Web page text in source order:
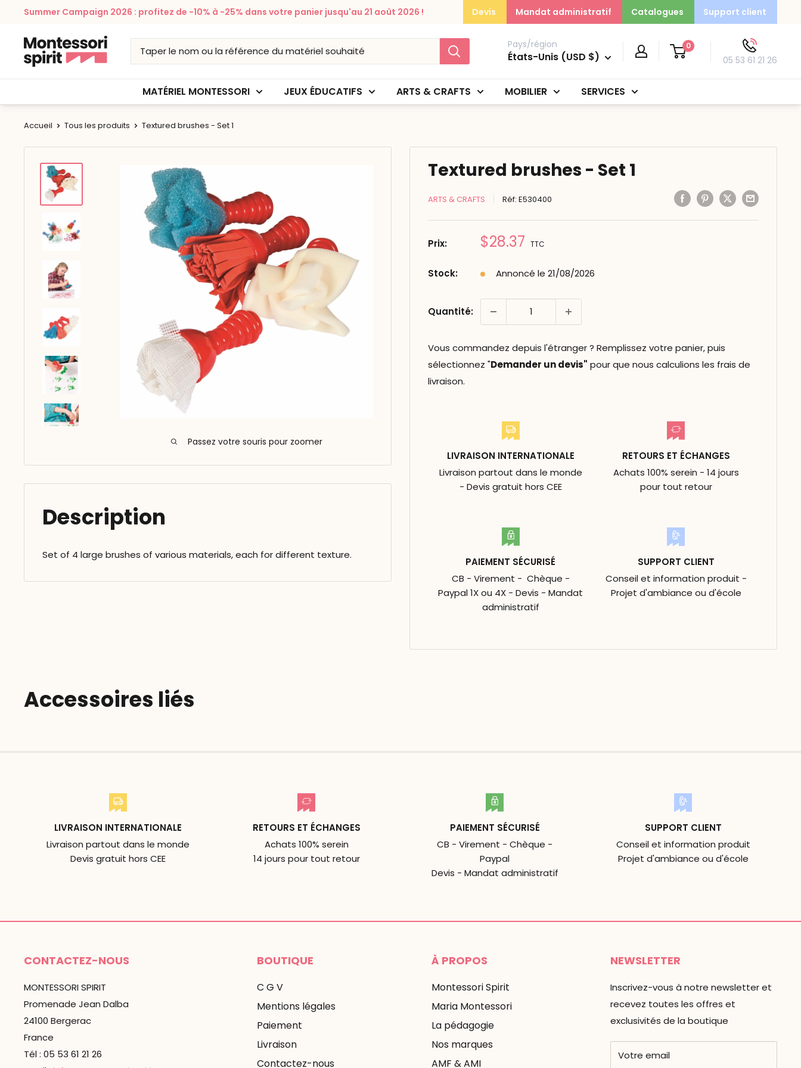
Passer
contenu
Summer Campaign 2026 : profitez de -10% à -25% dans votre panier jusqu'au 21 août 2026 ! Devis Mandat administratif Catalogues Support client
Montessori
Spirit
Pays/région
États-Unis (USD $)
0
05 53 61 21 26
MATÉRIEL MONTESSORI JEUX ÉDUCATIFS ARTS & CRAFTS MOBILIER SERVICES
Accueil Tous les produits Textured brushes - Set 1
Passez votre souris pour zoomer
Textured brushes - Set 1
ARTS & CRAFTS Réf: E530400
Prix: Prix
$28.37 TTC
Stock: Annoncé le 21/08/2026
Quantité:
Vous commandez depuis l'étranger ? Remplissez votre panier, puis
sélectionnez "Demander un devis" pour que nous calculions les frais de
livraison.
LIVRAISON INTERNATIONALE
Livraison partout dans le monde
- Devis gratuit hors CEE
RETOURS ET ÉCHANGES
Achats 100% serein - 14 jours
pour tout retour
PAIEMENT SÉCURISÉ
CB - Virement - Chèque -
Paypal 1X ou 4X - Devis - Mandat
administratif
SUPPORT CLIENT
Conseil et information produit -
Projet d'ambiance ou d'école
Description
Set of 4 large brushes of various materials, each for different texture.
Accessoires liés
LIVRAISON INTERNATIONALE
Livraison partout dans le monde
Devis gratuit hors CEE
RETOURS ET ÉCHANGES
Achats 100% serein
14 jours pour tout retour
PAIEMENT SÉCURISÉ
CB - Virement - Chèque -
Paypal
Devis - Mandat administratif
SUPPORT CLIENT
Conseil et information produit
Projet d'ambiance ou d'école
CONTACTEZ-NOUS
MONTESSORI SPIRIT
Promenade Jean Dalba
24100 Bergerac
France
Tél : 05 53 61 21 26
BOUTIQUE
C G V
Mentions légales
Paiement
Livraison
Contactez-nous
À PROPOS
Montessori Spirit
Maria Montessori
La pédagogie
Nos marques
AMF & AMI
NEWSLETTER
Inscrivez-vous à notre newsletter et
recevez toutes les offres et
exclusivités de la boutique
Votre email